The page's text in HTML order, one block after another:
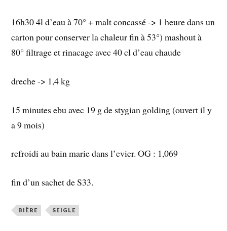
16h30 4l d’eau à 70° + malt concassé -> 1 heure dans un
carton pour conserver la chaleur fin à 53°) mashout à
80° filtrage et rinacage avec 40 cl d’eau chaude
dreche -> 1,4 kg
15 minutes ebu avec 19 g de stygian golding (ouvert il y
a 9 mois)
refroidi au bain marie dans l’evier. OG : 1,069
fin d’un sachet de S33.
BIÈRE SEIGLE